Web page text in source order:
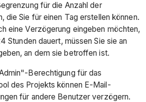
für die Anzahl der
die Sie für einen Tag erstellen können.
eine Verzögerung eingeben möchten,
Stunden dauert, müssen Sie sie an
an dem sie betroffen ist.
Berechtigung für das
des Projekts können E-Mail-
für andere Benutzer verzögern.